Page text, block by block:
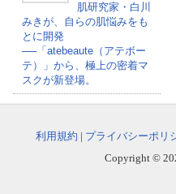
肌研究家・白川
みきが、自らの肌悩みをも
とに開発
──「atebeaute（アテボー
テ）」から、極上の密着マ
スクが新登場。
利用規約 | プライバシーポリ
Copyright ©